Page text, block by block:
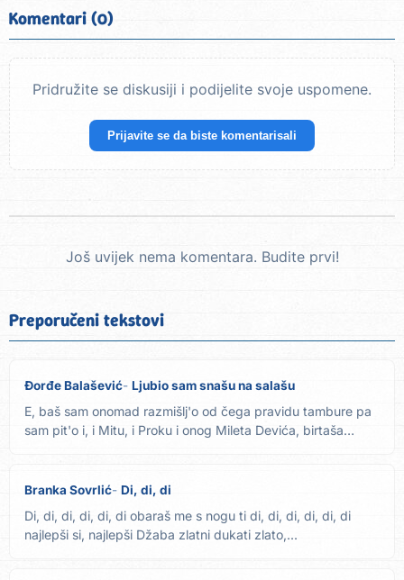
Komentari (0)
Pridružite se diskusiji i podijelite svoje uspomene.
Prijavite se da biste komentarisali
Još uvijek nema komentara. Budite prvi!
Preporučeni tekstovi
Đorđe Balašević Ljubio sam snašu na salašu
E, baš sam onomad razmišlj'o od čega pravidu tambure pa
sam pit'o i, i Mitu, i Proku i onog Mileta Devića, birtaša
Branka Sovrlić Di, di, di
Di, di, di, di, di, di obaraš me s nogu ti di, di, di, di, di, di
najlepši si, najlepši Džaba zlatni dukati zlato,...